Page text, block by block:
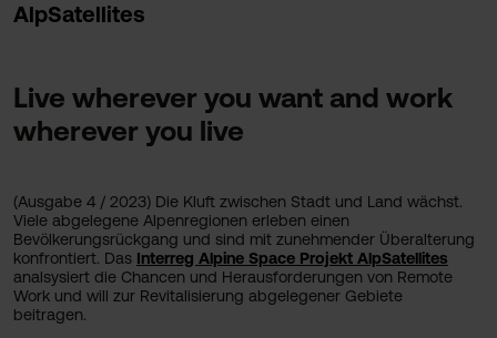
AlpSatellites
Live wherever you want and work
wherever you live
(Ausgabe 4 / 2023) Die Kluft zwischen Stadt und Land wächst.
Viele abgelegene Alpenregionen erleben einen
Bevölkerungsrückgang und sind mit zunehmender Überalterung
konfrontiert. Das Interreg Alpine Space Projekt AlpSatellites
analsysiert die Chancen und Herausforderungen von Remote
Work und will zur Revitalisierung abgelegener Gebiete
beitragen.